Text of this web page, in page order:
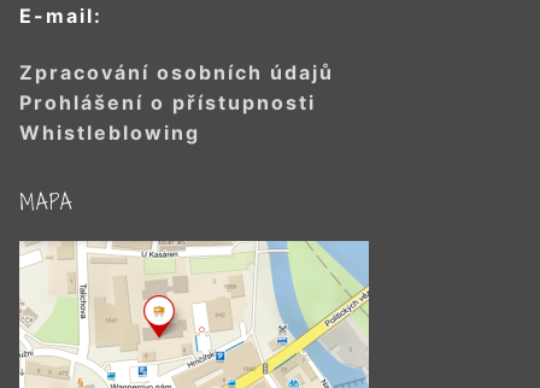
E-mail:
Zpracování osobních údajů
Prohlášení o přístupnosti
Whistleblowing
MAPA